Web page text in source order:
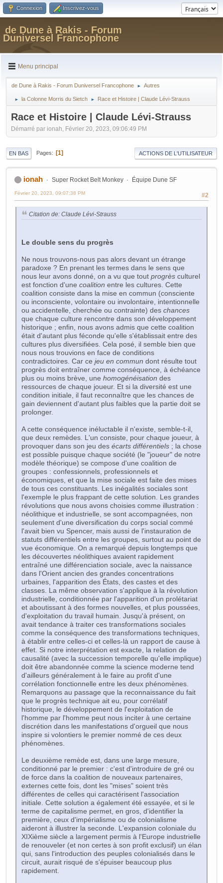
Connexion Inscrivez-vous
de Dune à Rakis - Forum
Duniversel Francophone
Menu principal
de Dune à Rakis - Forum Duniversel Francophone ► Autres
► la Colonne Morris du Sietch ► Race et Histoire | Claude Lévi-Strauss
Race et Histoire | Claude Lévi-Strauss
Démarré par ionah, Février 20, 2023, 09:06:49 PM
EN BAS Pages 1 ACTIONS DE L'UTILISATEUR
ionah Super Rocket Belt Monkey Équipe Dune SF
#2
Février 20, 2023, 09:07:38 PM
Citation de: Claude Lévi-Strauss
Le double sens du progrès
Ne nous trouvons-nous pas alors devant un étrange
paradoxe ? En prenant les termes dans le sens que
nous leur avons donné, on a vu que tout progrès culturel
est fonction d'une coalition entre les cultures. Cette
coalition consiste dans la mise en commun (consciente
ou inconsciente, volontaire ou involontaire, intentionnelle
ou accidentelle, cherchée ou contrainte) des chances
que chaque culture rencontre dans son développement
historique ; enfin, nous avons admis que cette coalition
était d'autant plus féconde qu'elle s'établissait entre des
cultures plus diversifiées. Cela posé, il semble bien que
nous nous trouvions en face de conditions
contradictoires. Car ce jeu en commun dont résulte tout
progrès doit entraîner comme conséquence, à échéance
plus ou moins brève, une homogénéisation des
ressources de chaque joueur. Et si la diversité est une
condition initiale, il faut reconnaître que les chances de
gain deviennent d'autant plus faibles que la partie doit se
prolonger.
A cette conséquence inéluctable il n'existe, semble-t-il,
que deux remèdes. L'un consiste, pour chaque joueur, à
provoquer dans son jeu des écarts différentiels ; la chose
est possible puisque chaque société (le "joueur" de notre
modèle théorique) se compose d'une coalition de
groupes : confessionnels, professionnels et
économiques, et que la mise sociale est faite des mises
de tous ces constituants. Les inégalités sociales sont
l'exemple le plus frappant de cette solution. Les grandes
révolutions que nous avons choisies comme illustration :
néolithique et industrielle, se sont accompagnées, non
seulement d'une diversification du corps social commé
l'avait bien vu Spencer, mais aussi de l'instauration de
statuts différentiels entre les groupes, surtout au point de
vue économique. On a remarqué depuis longtemps que
les découvertes néolithiques avaient rapidement
entraîné une différenciation sociale, avec la naissance
dans l'Orient ancien des grandes concentrations
urbaines, l'apparition des États, des castes et des
classes. La même observation s'applique à la révolution
industrielle, conditionnée par l'apparition d'un prolétariat
et aboutissant à des formes nouvelles, et plus poussées,
d'exploitation du travail humain. Jusqu'à présent, on
avait tendance à traiter ces transformations sociales
comme la conséquence des transformations techniques,
à établir entre celles-ci et celles-là un rapport de cause à
effet. Si notre interprétation est exacte, la relation de
causalité (avec la succession temporelle qu'elle implique)
doit être abandonnée comme la science moderne tend
d'ailleurs généralement à le faire au profit d'une
corrélation fonctionnelle entre les deux phénomènes.
Remarquons au passage que la reconnaissance du fait
que le progrès technique ait eu, pour corrélatif
historique, le développement de l'exploitation de
l'homme par l'homme peut nous inciter à une certaine
discrétion dans les manifestations d'orgueil que nous
inspire si volontiers le premier nommé de ces deux
phénomènes.
Le deuxième remède est, dans une large mesure,
conditionné par le premier : c'est d'introduire de gré ou
de force dans la coalition de nouveaux partenaires,
externes cette fois, dont les "mises" soient très
différentes de celles qui caractérisent l'association
initiale. Cette solution a également été essayée, et si le
terme de capitalisme permet, en gros, d'identifier la
première, ceux d'impérialisme ou de colonialisme
aideront à illustrer la seconde. L'expansion coloniale du
XIXième siècle a largement permis à l'Europe industrielle
de renouveler (et non certes à son profit exclusif) un élan
qui, sans l'introduction des peuples colonialisés dans le
circuit, aurait risqué de s'épuiser beaucoup plus
rapidement.